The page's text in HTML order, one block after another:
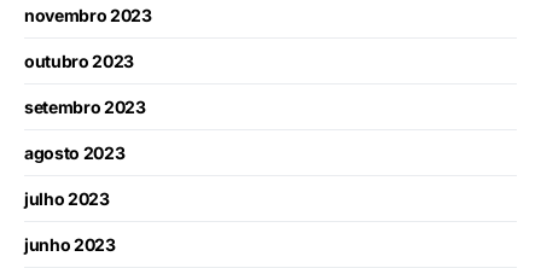
novembro 2023
outubro 2023
setembro 2023
agosto 2023
julho 2023
junho 2023